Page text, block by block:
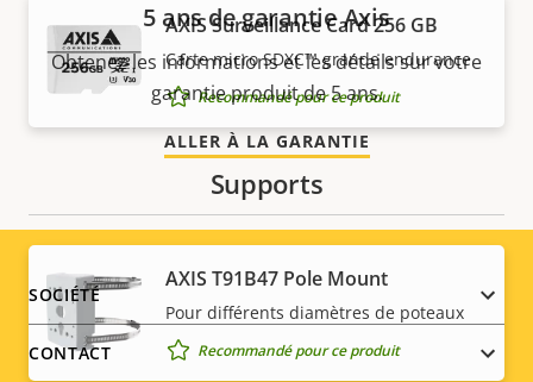
AXIS Surveillance Card 256 GB
Carte micro SDXC™ grande endurance
Recommandé pour ce produit
Supports
AXIS T91B47 Pole Mount
Pour différents diamètres de poteaux
Recommandé pour ce produit
5 ans de garantie Axis
Obtenez les informations et les détails sur votre
garantie produit de 5 ans.
ALLER À LA GARANTIE
Footer
menu
SOCIÉTÉ
CONTACT